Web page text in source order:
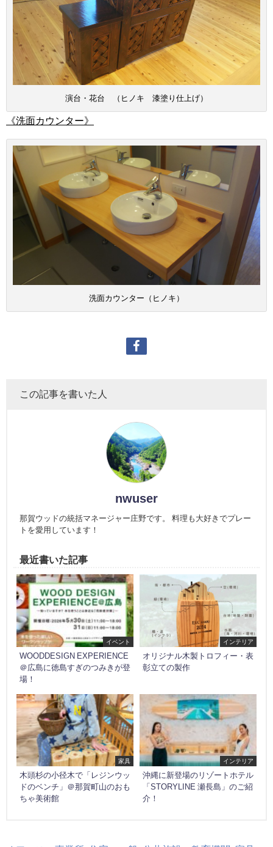
演台・花台 （ヒノキ 漆塗り仕上げ）
《洗面カウンター》
洗面カウンター（ヒノキ）
この記事を書いた人
nwuser
那賀ウッドの統括マネージャー庄野です。 料理も大好きでプレー
トを愛用しています！
最近書いた記事
イベント
WOODDESIGN EXPERIENCE
＠広島に徳島すぎのつみきが登
場！
インテリア
オリジナル木製トロフィー・表
彰立ての製作
家具
木頭杉の小径木で「レジンウッ
ドのベンチ」＠那賀町山のおも
ちゃ美術館
インテリア
沖縄に新登場のリゾートホテル
「STORYLINE 瀬長島」のご紹
介！